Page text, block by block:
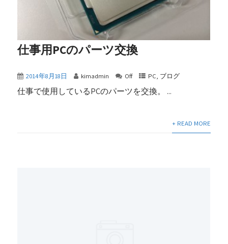
仕事用PCのパーツ交換
2014年8月18日 kimadmin Off PC, ブログ
仕事で使用しているPCのパーツを交換。 ...
+ READ MORE